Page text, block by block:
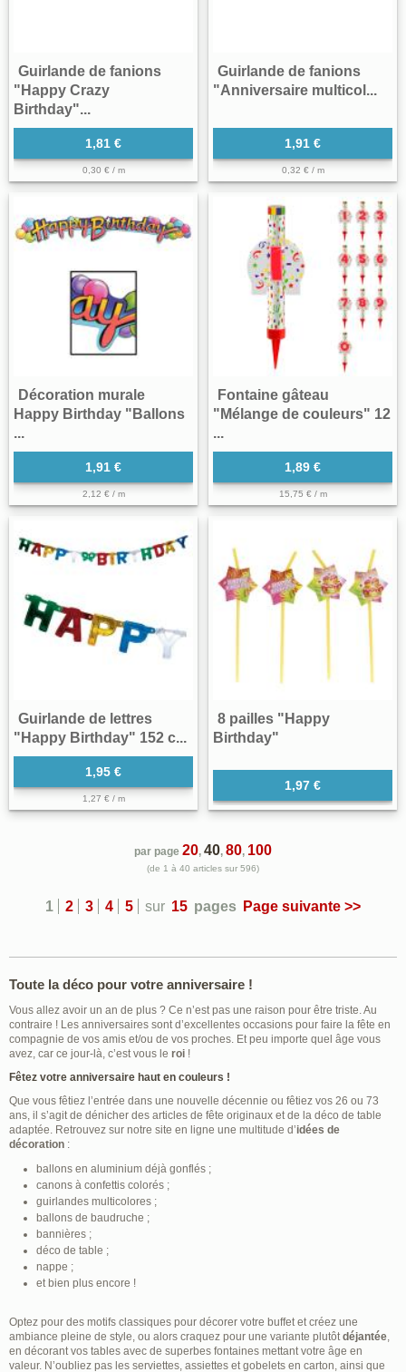
Guirlande de fanions
"Happy Crazy
Birthday"...
1,81 €
0,30 € / m
Guirlande de fanions
"Anniversaire multicol...
1,91 €
0,32 € / m
Décoration murale
Happy Birthday "Ballons
...
1,91 €
2,12 € / m
Fontaine gâteau
"Mélange de couleurs" 12
...
1,89 €
15,75 € / m
Guirlande de lettres
"Happy Birthday" 152 c...
1,95 €
1,27 € / m
8 pailles "Happy
Birthday"
1,97 €
par page 20, 40, 80, 100
(de 1 à 40 articles sur 596)
1 2 3 4 5 sur 15 pages Page suivante >>
Toute la déco pour votre anniversaire !
Vous allez avoir un an de plus ? Ce n’est pas une raison pour être triste. Au
contraire ! Les anniversaires sont d’excellentes occasions pour faire la fête en
compagnie de vos amis et/ou de vos proches. Et peu importe quel âge vous
avez, car ce jour-là, c’est vous le roi !
Fêtez votre anniversaire haut en couleurs !
Que vous fêtiez l’entrée dans une nouvelle décennie ou fêtiez vos 26 ou 73
ans, il s’agit de dénicher des articles de fête originaux et de la déco de table
adaptée. Retrouvez sur notre site en ligne une multitude d’idées de
décoration :
ballons en aluminium déjà gonflés ;
canons à confettis colorés ;
guirlandes multicolores ;
ballons de baudruche ;
bannières ;
déco de table ;
nappe ;
et bien plus encore !
Optez pour des motifs classiques pour décorer votre buffet et créez une
ambiance pleine de style, ou alors craquez pour une variante plutôtdéjantée,
en décorant vos tables avec de superbes fontaines mettant votre âge en
valeur. N’oubliez pas les serviettes, assiettes et gobelets en carton, ainsi que